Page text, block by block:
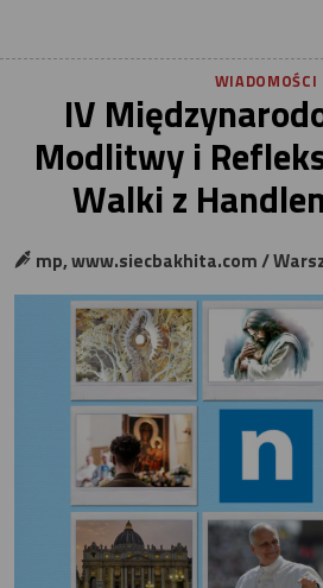
WIADOMOŚCI
IV
Modlitwy i
Walki z
mp, www.siecbakhita.com /